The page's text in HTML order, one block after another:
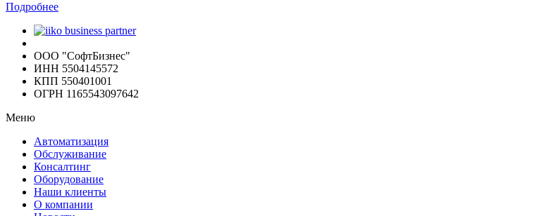
Подробнее
ООО "СофтБизнес"
ИНН 5504145572
КПП 550401001
ОГРН 1165543097642
Меню
Автоматизация
Обслуживание
Консалтинг
Оборудование
Наши клиенты
О компании